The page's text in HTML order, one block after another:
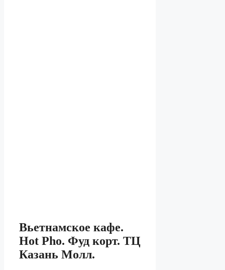
Вьетнамское кафе.
Hot Pho. Фуд корт. ТЦ
Казань Молл.